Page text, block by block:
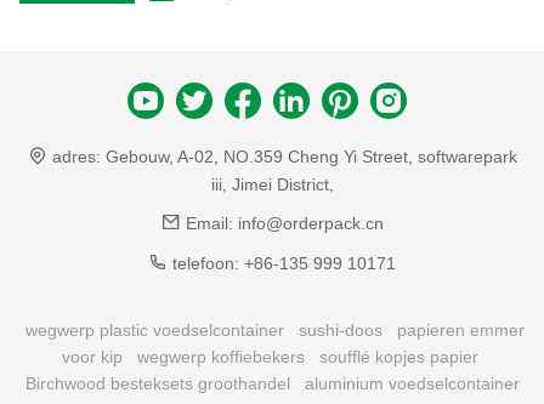
adres: Gebouw, A-02, NO.359 Cheng Yi Street, softwarepark
iii, Jimei District,
Email: info@orderpack.cn
telefoon: +86-135 999 10171
wegwerp plastic voedselcontainer sushi-doos
papieren emmer
voor kip
wegwerp koffiebekers
soufflé kopjes papier
Birchwood besteksets groothandel
aluminium voedselcontainer